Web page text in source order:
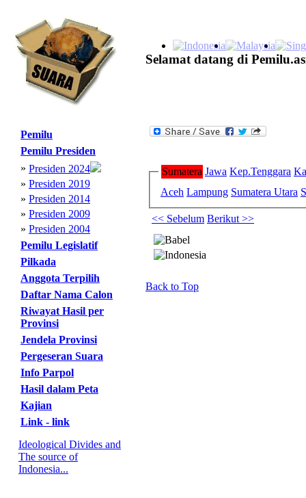
Selamat datang di
Pemilu
Pemilu Presiden
» Presiden 2024
» Presiden 2019
» Presiden 2014
» Presiden 2009
» Presiden 2004
Pemilu Legislatif
Pilkada
Anggota Terpilih
Daftar Nama Calon
Riwayat Hasil per
Provinsi
Jendela Provinsi
Pergeseran Suara
Info Parpol
Hasil dalam Peta
Kajian
Link - link
Ideological Divides and
The source of
Indonesia...
Sumatera Jawa Kep.Tenggara
Aceh Lampung Sumatera Utara
<< Sebelum Berikut >>
Back to Top